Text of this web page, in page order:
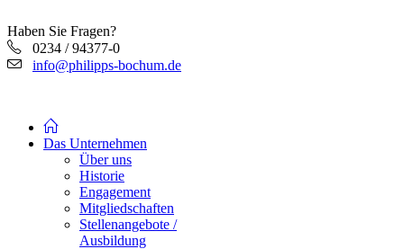
Haben Sie Fragen?
0234 / 94377-0
info@philipps-bochum.de
Das Unternehmen
Über uns
Historie
Engagement
Mitgliedschaften
Stellenangebote /
Ausbildung